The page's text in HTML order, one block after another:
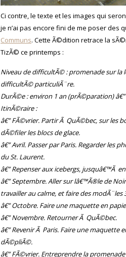
Ci contre, le texte et les images qui
je n’ai pas encore fini de me poser des
Communs. Cette Ã©dition retrace la
TizÃ© ce printemps :
Niveau de difficultÃ© : promenade sur la
difficultÃ© particuliÃ¨re.
DurÃ©e : environ 1 an (prÃ©paration)
ItinÃ©raire :
â€” FÃ©vrier. Partir Ã QuÃ©bec, sur les
dÃ©filer les blocs de glace.
â€” Avril. Passer par Paris. Regarder les
du St. Laurent.
â€” Repenser aux icebergs, jusquâ€™Ã
â€” Septembre. Aller sur lâ€™Ã®le de
travailler au calme, et faire des modÃ¨les
â€” Octobre. Faire une maquette en
â€” Novembre. Retourner Ã QuÃ©bec.
â€” Revenir Ã Paris. Faire une maquette
dÃ©pliÃ©.
â€” FÃ©vrier. Entreprendre la